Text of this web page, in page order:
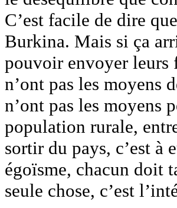
C’est facile de dire
Burkina. Mais si ça
pouvoir envoyer leurs
n’ont pas les moyens
n’ont pas les moyens
population rurale,
sortir du pays, c’est à
égoïsme, chacun doit
seule chose, c’est